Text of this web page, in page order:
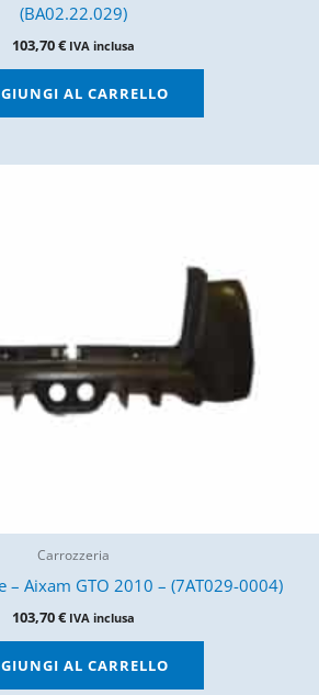
(BA02.22.029)
103,70€ IVA inclusa
AL CARRELLO
Carrozzeria
– Aixam GTO 2010 – (7AT029-0004)
103,70€ IVA inclusa
AL CARRELLO